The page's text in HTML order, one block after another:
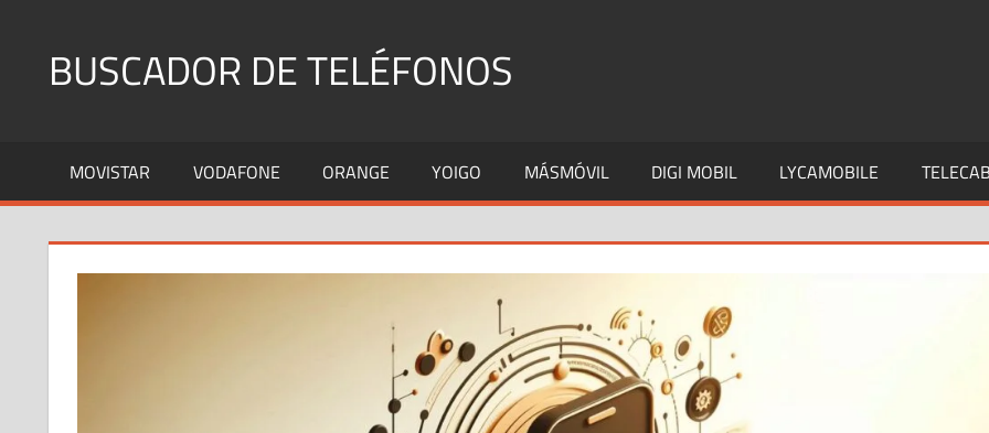
contenidoBUSCADOR DE TELÉFONOS
Fijos
y
MOVISTAR VODAFONE ORANGE YOIGO MÁSMÓVIL DIGI MOBIL LYCAMOBILE